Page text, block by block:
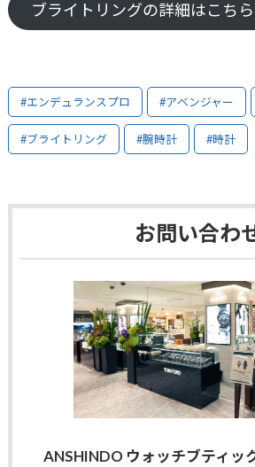
ブライトリングの詳細はこちら
#エンデュランスプロ #アベンジャー
#ブライトリング #腕時計 #時計
お問い合わ
ANSHINDO ウォッチブティッ